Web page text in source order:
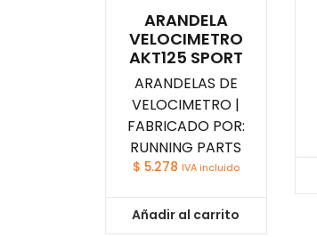
ARANDELA
VELOCIMETRO
AKT125 SPORT
ARANDELAS DE
VELOCIMETRO |
FABRICADO POR:
RUNNING PARTS
$ 5.278 IVA incluido
Añadir al carrito